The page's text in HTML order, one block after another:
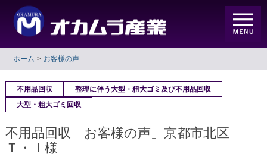
ホーム お客様の声
不用品回収
整理に伴う大型・粗大ゴミ及び不用品回収
大型・粗大ゴミ回収
不用品回収「お客様の声」京都市北区
Ｔ・Ｉ様